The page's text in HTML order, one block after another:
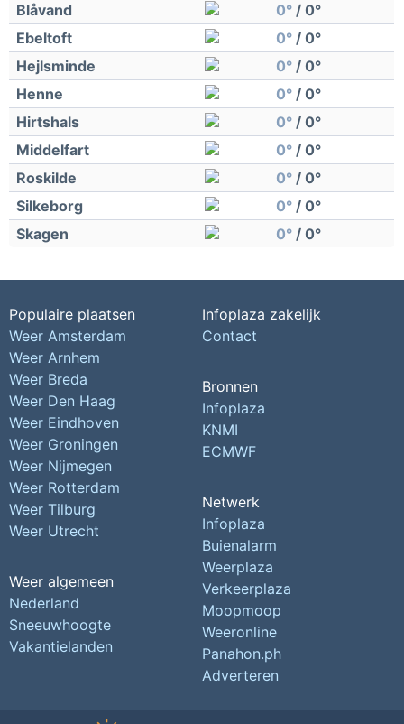
Blåvand
0° / 0°
Ebeltoft
0° / 0°
Hejlsminde
0° / 0°
Henne
0° / 0°
Hirtshals
0° / 0°
Middelfart
0° / 0°
Roskilde
0° / 0°
Silkeborg
0° / 0°
Skagen
0° / 0°
Populaire plaatsen
Weer Amsterdam
Weer Arnhem
Weer Breda
Weer Den Haag
Weer Eindhoven
Weer Groningen
Weer Nijmegen
Weer Rotterdam
Weer Tilburg
Weer Utrecht
Weer algemeen
Nederland
Sneeuwhoogte
Vakantielanden
Infoplaza zakelijk
Contact
Bronnen
Infoplaza
KNMI
ECMWF
Netwerk
Infoplaza
Buienalarm
Weerplaza
Verkeerplaza
Moopmoop
Weeronline
Panahon.ph
Adverteren